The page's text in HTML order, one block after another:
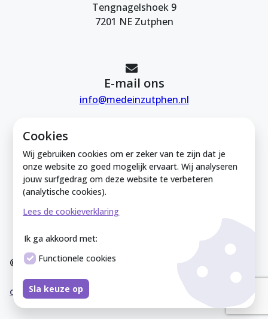
Cookies
Wij gebruiken cookies om er zeker van te zijn dat je
onze website zo goed mogelijk ervaart. Wij analyseren
jouw surfgedrag om deze website te verbeteren
(analytische cookies).
Lees de cookieverklaring
Ik ga akkoord met:
Functionele cookies
Sla keuze op
Tengnagelshoek 9
7201 NE Zutphen
E-mail ons
info@medeinzutphen.nl
Mede in Zutphen is onderdeel van de
Zutphense Uitdaging. KVK Zutphense
Uitdaging: 08212926
© Mede In Zutphen 2025
Disclaimer
Privacyverklaring
okieverklaring